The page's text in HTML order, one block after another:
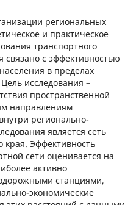
региональных
и практическое
транспортного
связано с эффективностью
в пределах
исследования –
пространственной
направлениям
регионально-
является сеть
края. Эффективность
сети оценивается на
активно
станциями,
экономические